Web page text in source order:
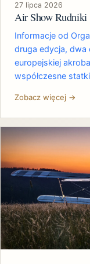
27 lipca 2026
Air Show Rudniki
Informacje od
druga edycja, dwa
europejskiej
współczesne
Zobacz więcej →